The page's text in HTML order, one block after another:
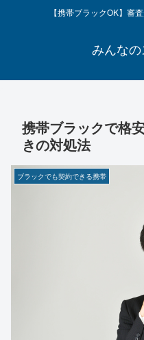
【携帯ブラックOK】審
みんな
携帯ブラックで格
きの対処法
ブラックでも契約できる携帯